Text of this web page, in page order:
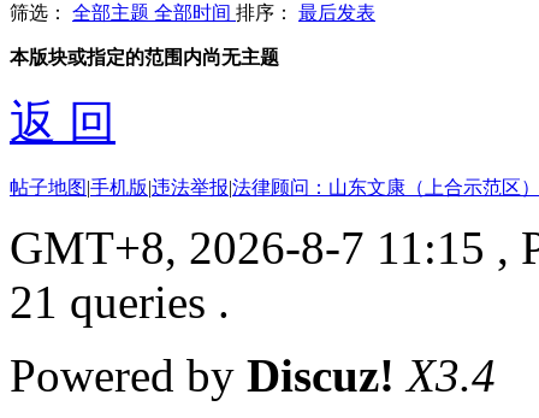
筛选： 全部主题 全部时间 排序： 最后发表
本版块或指定的范围内尚无主题
返 回
帖子地图|手机版|违法举报|法律顾问：山东文康（上合示范区
GMT+8, 2026-8-7 11:15 ,
21 queries .
Powered by Discuz! X3.4